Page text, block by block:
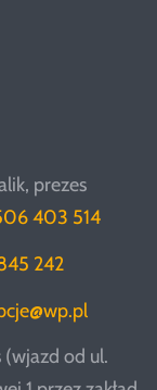
prezes
403 514
242
(wjazd od ul.